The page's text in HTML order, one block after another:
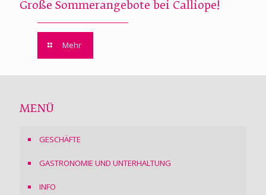
Große Sommerangebote bei Calliope!
Mehr
MENÜ
GESCHÄFTE
GASTRONOMIE UND UNTERHALTUNG
INFO